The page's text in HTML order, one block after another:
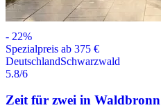
- 22%
Spezialpreis ab 375 €
DeutschlandSchwarzwald
5.8/6
Zeit für zwei in Waldbronn